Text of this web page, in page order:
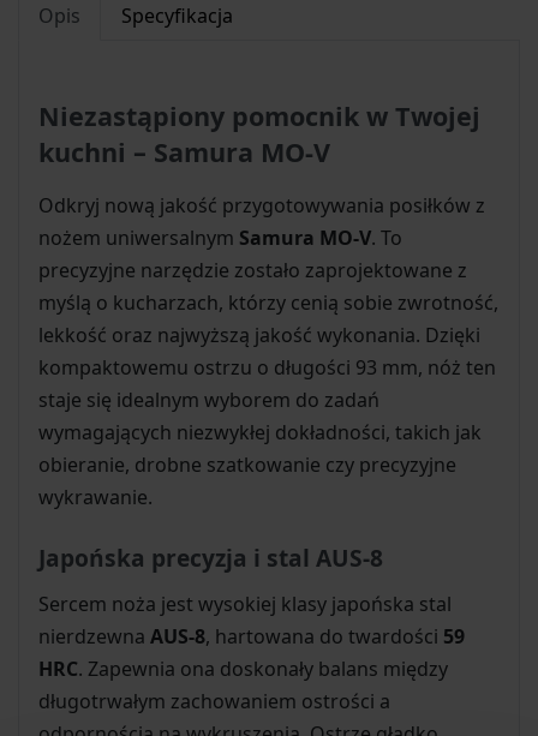
Opis Specyfikacja
Niezastąpiony pomocnik w Twojej
kuchni – Samura MO-V
Odkryj nową jakość przygotowywania posiłków z
nożem uniwersalnym Samura MO-V. To
precyzyjne narzędzie zostało zaprojektowane z
myślą o kucharzach, którzy cenią sobie zwrotność,
lekkość oraz najwyższą jakość wykonania. Dzięki
kompaktowemu ostrzu o długości 93 mm, nóż ten
staje się idealnym wyborem do zadań
wymagających niezwykłej dokładności, takich jak
obieranie, drobne szatkowanie czy precyzyjne
wykrawanie.
Japońska precyzja i stal AUS-8
Sercem noża jest wysokiej klasy japońska stal
nierdzewna AUS-8, hartowana do twardości 59
HRC. Zapewnia ona doskonały balans między
długotrwałym zachowaniem ostrości a